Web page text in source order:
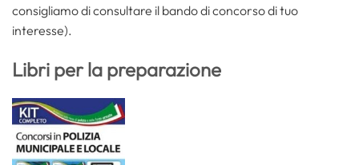
consigliamo di consultare il bando di concorso di tuo
interesse).
Libri per la preparazione